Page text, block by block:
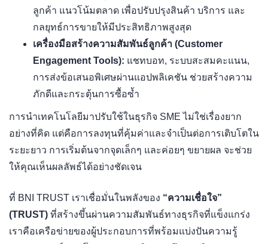
ลูกค้า แนวโน้มตลาด เพื่อปรับปรุงสินค้า บริการ และ
กลยุทธ์การขายให้มีประสิทธิภาพสูงสุด
เครื่องมือสร้างความสัมพันธ์ลูกค้า (Customer
Engagement Tools): แชทบอท, ระบบสะสมคะแนน,
การส่งข้อเสนอพิเศษผ่านแอปพลิเคชัน ช่วยสร้างความ
ภักดีและกระตุ้นการซื้อซ้ำ
การนำเทคโนโลยีมาปรับใช้ในธุรกิจ SME ไม่ใช่เรื่องยาก
อย่างที่คิด แต่คือการลงทุนที่คุ้มค่าและจำเป็นต่อการเติบโตใน
ระยะยาว การเริ่มต้นจากจุดเล็กๆ และค่อยๆ ขยายผล จะช่วย
ให้คุณเห็นผลลัพธ์ได้อย่างชัดเจน
ที่ BNI TRUST เราเชื่อมั่นในพลังของ “ความเชื่อใจ”
(TRUST) ที่สร้างขึ้นผ่านความสัมพันธ์ทางธุรกิจที่แข็งแกร่ง
เราคือเครือข่ายของผู้ประกอบการที่พร้อมแบ่งปันความรู้